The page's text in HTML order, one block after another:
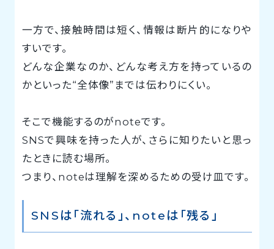
一方で、接触時間は短く、情報は断片的になりや
すいです。
どんな企業なのか、どんな考え方を持っているの
かといった“全体像”までは伝わりにくい。
そこで機能するのがnoteです。
SNSで興味を持った人が、さらに知りたいと思っ
たときに読む場所。
つまり、noteは理解を深めるための受け皿です。
SNSは「流れる」、noteは「残る」